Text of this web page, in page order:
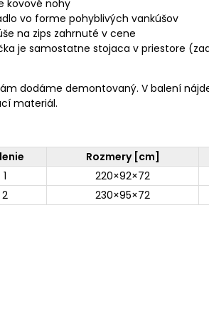
kovové nohy
vo forme pohyblivých vankúšov
na zips zahrnuté v cene
je samostatne stojaca v priestore
dodáme demontovaný. V balení
materiál.
Rozmery [cm]
1
220×92×72
2
230×95×72